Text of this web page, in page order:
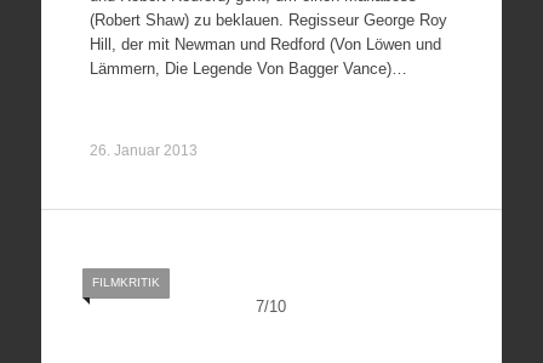
(Robert Shaw) zu beklauen. Regisseur George Roy
Hill, der mit Newman und Redford (Von Löwen und
Lämmern, Die Legende Von Bagger Vance)…
26. Januar 2013
7/10
FILMKRITIK